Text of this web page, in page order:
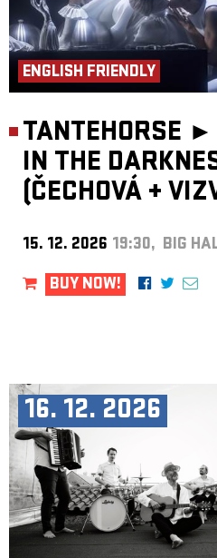
ENGLISH FRIENDLY
TANTEHORSE ►
IN THE
(ČECHOVÁ +
15. 12. 2026 19:30, BIG
BUY NOW!
16. 12. 2026